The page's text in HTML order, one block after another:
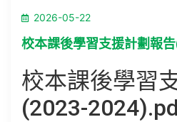
2026-05-22
校本課後學習支援計劃報
校本課後學習
(2023-2024)